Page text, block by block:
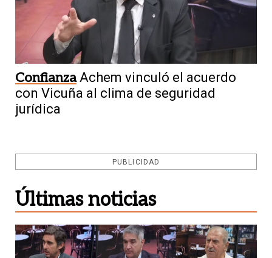
Confianza Achem vinculó el acuerdo
con Vicuña al clima de seguridad
jurídica
PUBLICIDAD
Últimas noticias